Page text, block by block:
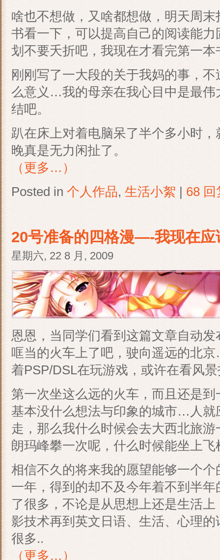
啥也不想做，又啥都想做，明天周
书看一下，可以提高自己的阅读能
划不要夭折吧，我现在才看完第一
刚刚写了一大段的关于我妈的事，
么意义…我的母亲在我心目中是最伟
结吧。
趴在床上对着电脑呆了半个多小时
晚真是无力闲扯了。
（更多…）
Posted in 个人作品, 生活小絮 | 68 回
20号准备的四格漫—-我现在应
星期六, 22 8 月, 2009
恩恩，当同学们看到这篇文章自动
哐当的火车上了吧，驶向遥远的北
着PSP/DSL在玩游戏，或许在看风
第一次坐这么远的火车，而且还是
基本没什么想法与印象的城市…人就
走，那么我什么时候会去大西北旅
朗玛峰攀一次呢，什么时候能坐上
相信不久的将来我的愿望能够一个
一年，得到的却不及今年着不到半
了很多，不论是从思想上还是生活
影技术再到英文日语、生活、心理
很多..
（更多…）